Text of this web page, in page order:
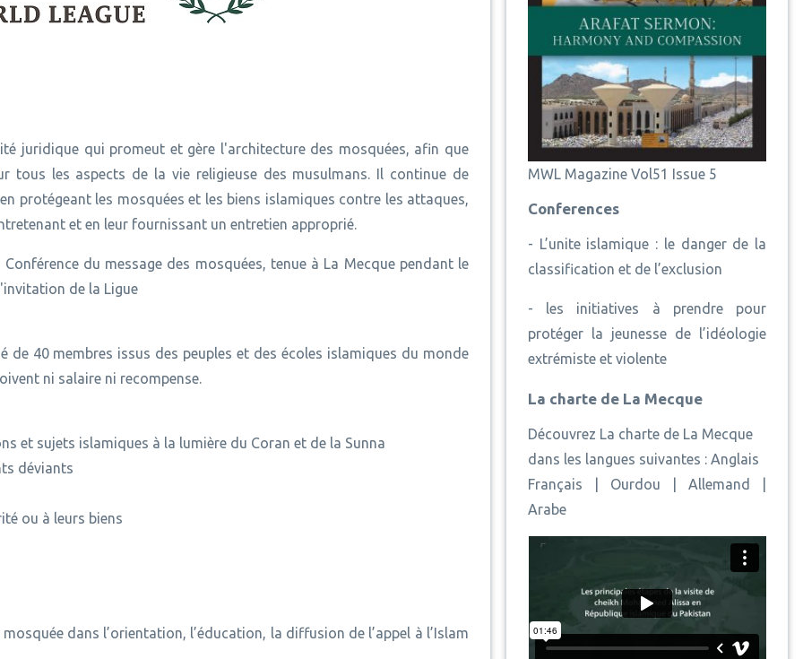
juridique qui promeut et gère l'architecture des mosquées, afin que
tous les aspects de la vie religieuse des musulmans. Il continue de
protégeant les mosquées et les biens islamiques contre les attaques,
et en leur fournissant un entretien approprié.
du message des mosquées, tenue à La Mecque pendant le
de la Ligue
de 40 membres issus des peuples et des écoles islamiques du monde
ni salaire ni recompense.
et sujets islamiques à la lumière du Coran et de la Sunna
déviants
ou à leurs biens
dans l’orientation, l’éducation, la diffusion de l’appel à l’Islam
MWL Magazine Vol51 Issue 5
Conferences
- L’unite islamique : le danger de la
classification et de l’exclusion
-
les initiatives à prendre pour
protéger la jeunesse de l’idéologie
extrémiste et violente
La charte de La Mecque
Découvrez La charte de La Mecque
dans les langues suivantes : Anglais
Français
Ourdou Allemand
Arabe